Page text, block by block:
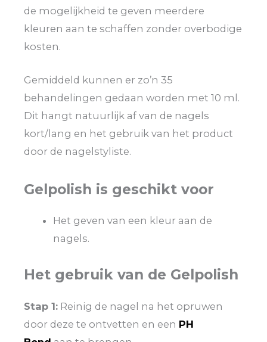
de mogelijkheid te geven meerdere
kleuren aan te schaffen zonder overbodige
kosten.
Gemiddeld kunnen er zo’n 35
behandelingen gedaan worden met 10 ml.
Dit hangt natuurlijk af van de nagels
kort/lang en het gebruik van het product
door de nagelstyliste.
Gelpolish is geschikt voor
Het geven van een kleur aan de
nagels.
Het gebruik van de Gelpolish
Stap 1: Reinig de nagel na het opruwen
door deze te ontvetten en een PH